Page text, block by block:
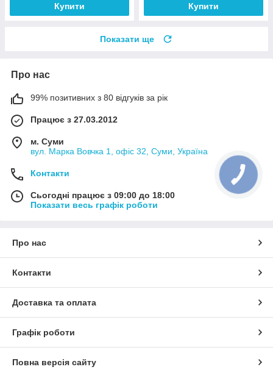
Купити Купити
Показати ще
Про нас
99% позитивних з 80 відгуків за рік
Працює з 27.03.2012
м. Суми
вул. Марка Вовчка 1, офіс 32, Суми, Україна
Контакти
Сьогодні працює з 09:00 до 18:00
Показати весь графік роботи
Про нас
Контакти
Доставка та оплата
Графік роботи
Повна версія сайту